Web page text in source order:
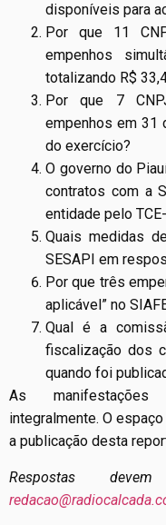
disponíveis para
Por que 11
empenhos
totalizando R$
Por que 7
empenhos em 31
do exercício?
O governo do
contratos com a
entidade pelo
Quais medidas
SESAPI em
Por que três
aplicável” no
Qual é a
fiscalização dos
quando foi
As manifestações
integralmente. O
a publicação desta
Respostas